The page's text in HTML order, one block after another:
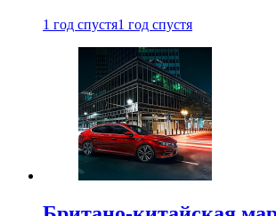
1 год спустя1 год спустя